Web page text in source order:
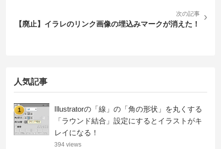
次の記事
【廃止】イラレのリンク画像の埋込みマークが消えた！
›
人気記事
1
Illustratorの「線」の「角の形状」を丸くする
「ラウンド結合」設定にするとイラストがキ
レイになる！
394 views